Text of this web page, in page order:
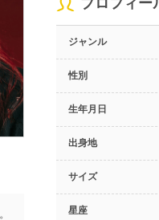
プロフィー
ジャンル
性別
生年月日
出身地
サイズ
星座